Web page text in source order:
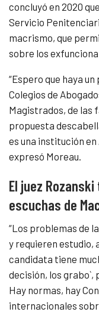
concluyó en 2020
Servicio
macrismo, que
sobre los
“Espero que haya
Colegios de
Magistrados, de las
propuesta
es una institución en
expresó Moreau.
El juez
escuchas de
“Los problemas de
y requieren estudio,
candidata tiene
decisión, los grabo`,
Hay normas, hay
internacionales